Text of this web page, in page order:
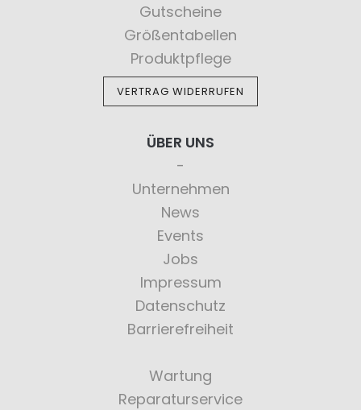
Gutscheine
Größentabellen
Produktpflege
VERTRAG WIDERRUFEN
ÜBER UNS
Unternehmen
News
Events
Jobs
Impressum
Datenschutz
Barrierefreiheit
Wartung
Reparaturservice